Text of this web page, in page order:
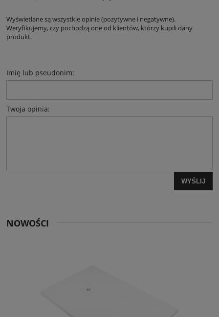
Wyświetlane są wszystkie opinie (pozytywne i negatywne).
Weryfikujemy, czy pochodzą one od klientów, którzy kupili dany
produkt.
Imię lub pseudonim:
Twoja opinia:
WYŚLIJ
NOWOŚCI